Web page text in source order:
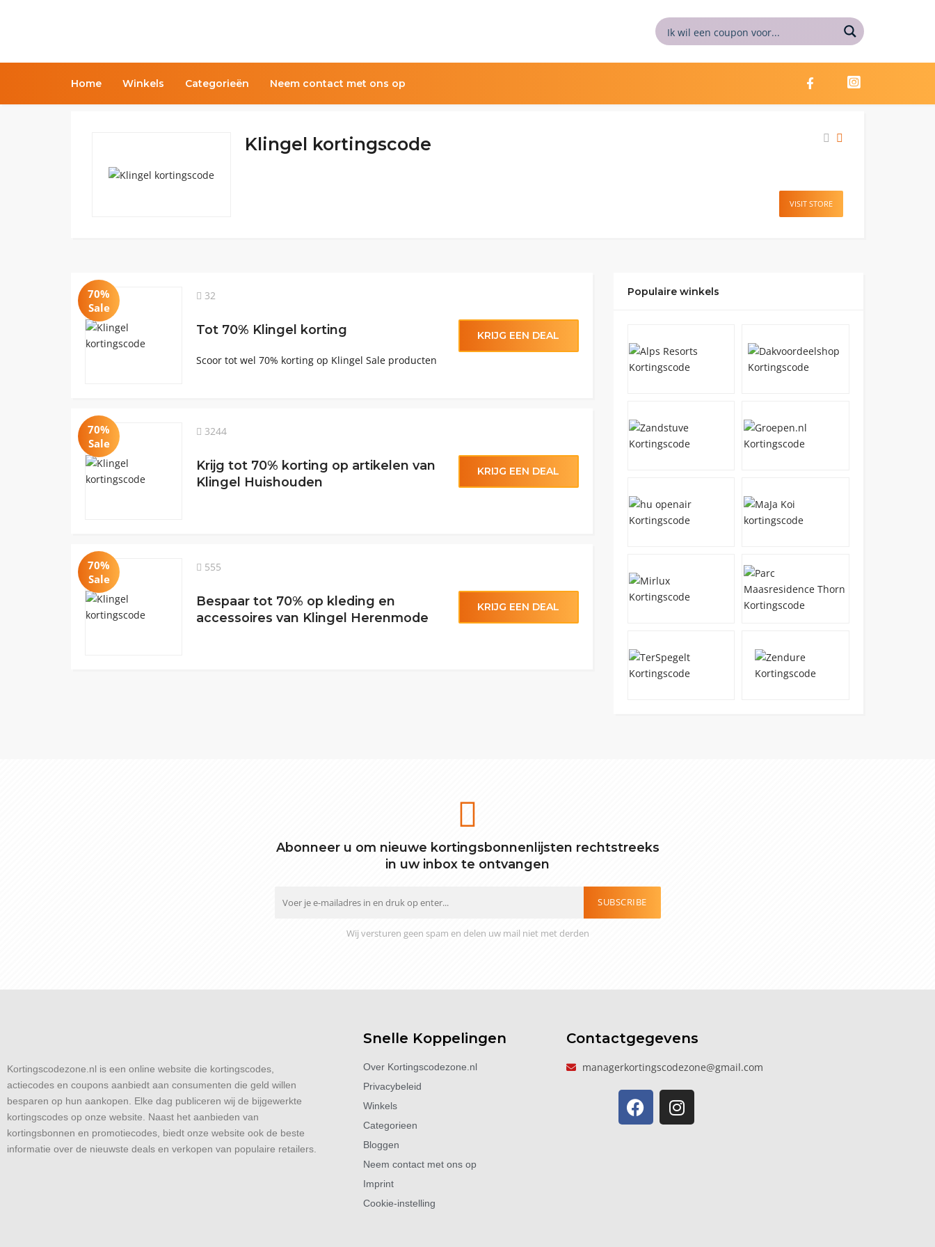
Home Winkels Categorieën Neem contact met ons op
Klingel kortingscode
VISIT STORE
70%
Sale
32
Tot 70% Klingel korting
Scoor tot wel 70% korting op Klingel Sale producten
KRIJG EEN DEAL
70%
Sale
3244
Krijg tot 70% korting op artikelen van
Klingel Huishouden
KRIJG EEN DEAL
70%
Sale
555
Bespaar tot 70% op kleding en
accessoires van Klingel Herenmode
KRIJG EEN DEAL
Populaire winkels
Abonneer u om nieuwe kortingsbonnenlijsten rechtstreeks
in uw inbox te ontvangen
SUBSCRIBE
Wij versturen geen spam en delen uw mail niet met derden
Kortingscodezone.nl is een online website die kortingscodes,
actiecodes en coupons aanbiedt aan consumenten die geld willen
besparen op hun aankopen. Elke dag publiceren wij de bijgewerkte
kortingscodes op onze website. Naast het aanbieden van
kortingsbonnen en promotiecodes, biedt onze website ook de beste
informatie over de nieuwste deals en verkopen van populaire retailers.
Snelle Koppelingen
Over Kortingscodezone.nl
Privacybeleid
Winkels
Categorieen
Bloggen
Neem contact met ons op
Imprint
Cookie-instelling
Contactgegevens
managerkortingscodezone@gmail.com